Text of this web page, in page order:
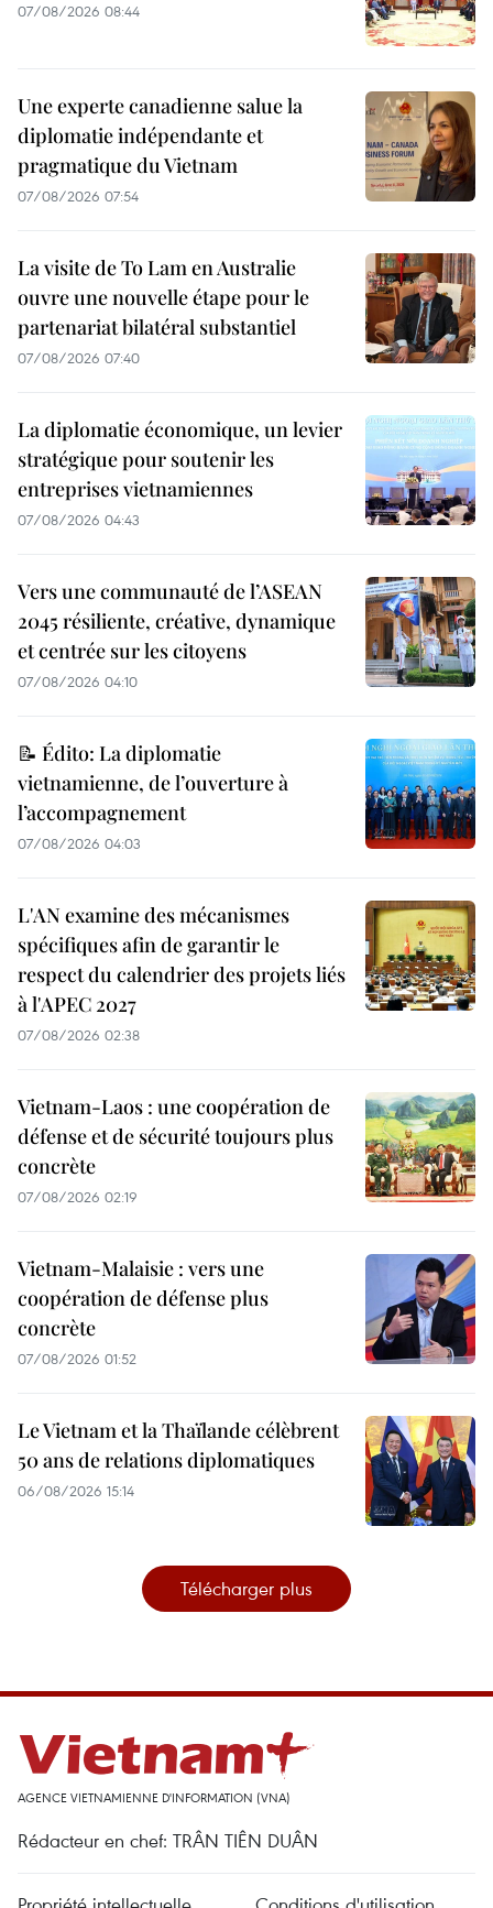
07/08/2026 08:44
Une experte canadienne salue la
diplomatie indépendante et
pragmatique du Vietnam
07/08/2026 07:54
La visite de To Lam en Australie
ouvre une nouvelle étape pour le
partenariat bilatéral substantiel
07/08/2026 07:40
La diplomatie économique, un levier
stratégique pour soutenir les
entreprises vietnamiennes
07/08/2026 04:43
Vers une communauté de l’ASEAN
2045 résiliente, créative, dynamique
et centrée sur les citoyens
07/08/2026 04:10
📝 Édito: La diplomatie
vietnamienne, de l’ouverture à
l’accompagnement
07/08/2026 04:03
L'AN examine des mécanismes
spécifiques afin de garantir le
respect du calendrier des projets liés
à l'APEC 2027
07/08/2026 02:38
Vietnam-Laos : une coopération de
défense et de sécurité toujours plus
concrète
07/08/2026 02:19
Vietnam-Malaisie : vers une
coopération de défense plus
concrète
07/08/2026 01:52
Le Vietnam et la Thaïlande célèbrent
50 ans de relations diplomatiques
06/08/2026 15:14
Télécharger plus
AGENCE VIETNAMIENNE D'INFORMATION (VNA)
Rédacteur en chef: TRÂN TIÊN DUÂN